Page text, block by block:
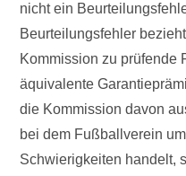
nicht ein
Beurteilungsfehler
Kommission zu prüfende
äquivalente
die Kommission davon
bei dem Fußballverein
Schwierigkeiten handelt,